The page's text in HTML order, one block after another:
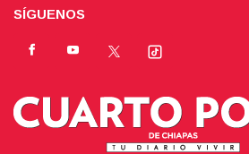
SÍGUENOS